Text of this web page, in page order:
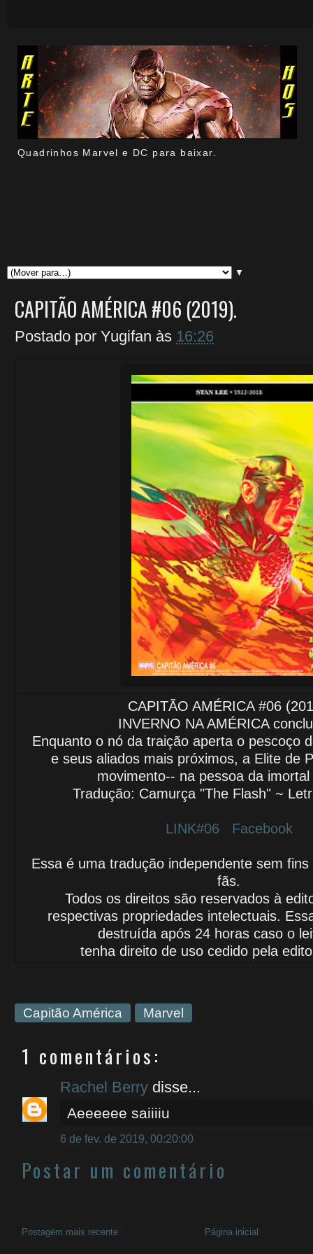
Quadrinhos Marvel e DC para baixar.
▼
CAPITÃO AMÉRICA #06 (2019).
Postado por Yugifan às 16:26
CAPITÃO AMÉRICA #06
INVERNO NA AMÉRICA
Enquanto o nó da traição aperta o pescoço
e seus aliados mais próximos, a Elite de
movimento-- na pessoa da
Tradução: Camurça "The Flash" ~
LINK#06 Facebook
Essa é uma tradução independente sem
fãs.
Todos os direitos são reservados à
respectivas propriedades intelectuais.
destruída após 24 horas caso o
tenha direito de uso cedido pela
Capitão América Marvel
1 comentários:
Rachel Berry disse...
Aeeeeee saiiiiu
6 de fev. de 2019, 00:20:00
Postar um comentário
Postagem mais recente Página inicial